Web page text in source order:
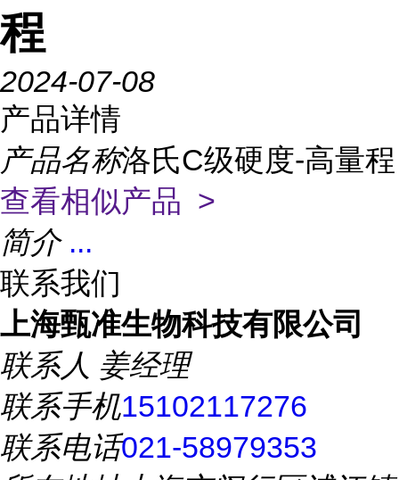
程
2024-07-08
产品详情
产品名称洛氏C级硬度-高量程
查看相似产品 >
简介 ...
联系我们
上海甄准生物科技有限公司
联系人 姜经理
联系手机15102117276
联系电话021-58979353